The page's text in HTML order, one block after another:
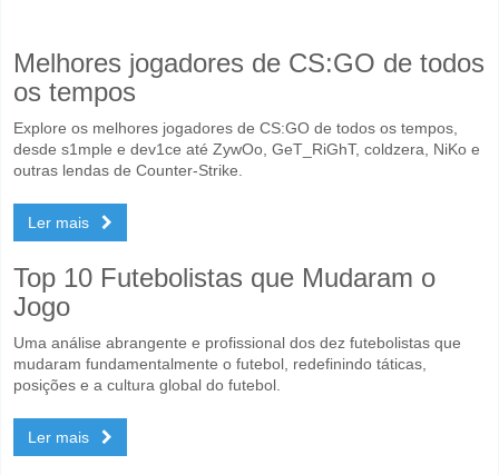
Melhores jogadores de CS:GO de todos
os tempos
Explore os melhores jogadores de CS:GO de todos os tempos,
desde s1mple e dev1ce até ZywOo, GeT_RiGhT, coldzera, NiKo e
outras lendas de Counter-Strike.
Ler mais
Top 10 Futebolistas que Mudaram o
Jogo
Uma análise abrangente e profissional dos dez futebolistas que
mudaram fundamentalmente o futebol, redefinindo táticas,
posições e a cultura global do futebol.
Ler mais